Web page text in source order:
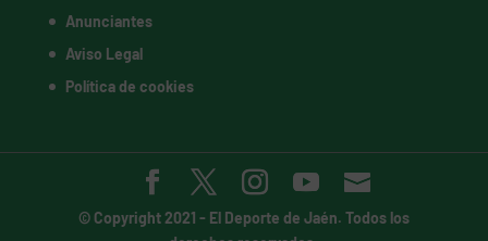
Anunciantes
Aviso Legal
Política de cookies
© Copyright 2021 - El Deporte de Jaén. Todos los